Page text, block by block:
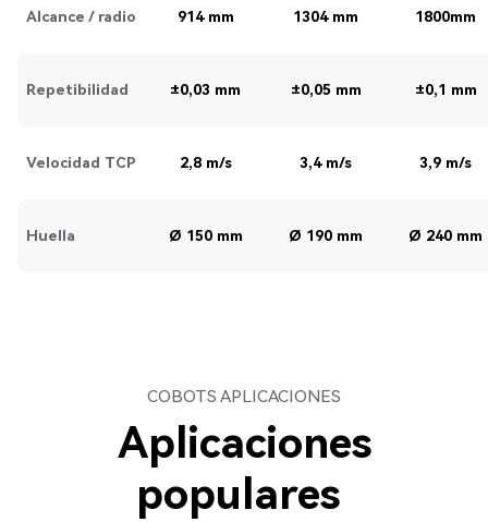
Alcance / radio
Repetibilidad
Velocidad TCP
Huella
914 mm
±0,03 mm
2,8 m/s
Ø 150 mm
1304 mm
±0,05 mm
3,4 m/s
Ø 190 mm
1800mm
±0,1 mm
3,9 m/s
Ø 240 mm
COBOTS APLICACIONES
Aplicaciones
populares